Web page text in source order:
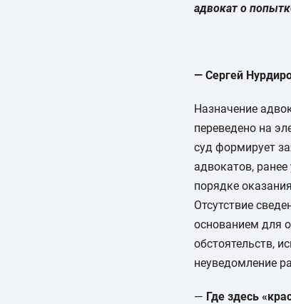
адвокат о
— Сергей
Назначение
переведено на
суд формирует
адвокатов,
порядке
Отсутствие
основанием для
обстоятельств,
неуведомление
— Где здесь